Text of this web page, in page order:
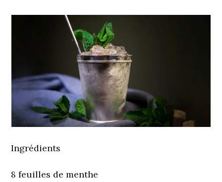
Ingrédients
8 feuilles de menthe